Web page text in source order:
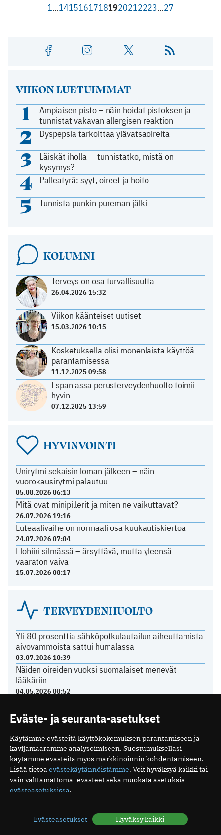
1…14151617181920212223…27
VIIKON LUETUIMMAT
1
Ampiaisen pisto – näin hoidat pistoksen ja
tunnistat vakavan allergisen reaktion
2 Dyspepsia tarkoittaa ylävatsaoireita
3
Läiskät iholla — tunnistatko, mistä on
kysymys?
4 Palleatyrä: syyt, oireet ja hoito
5 Tunnista punkin pureman jälki
KOLUMNI
Terveys on osa turvallisuutta
26.04.2026 15:32
Viikon käänteiset uutiset
15.03.2026 10:15
Kosketuksella olisi monenlaista käyttöä
parantamisessa
11.12.2025 09:58
Espanjassa perusterveydenhuolto toimii
hyvin
07.12.2025 13:59
HYVINVOINTI
Unirytmi sekaisin loman jälkeen – näin
vuorokausirytmi palautuu
05.08.2026 06:13
Mitä ovat minipillerit ja miten ne vaikuttavat?
26.07.2026 19:16
Luteaalivaihe on normaali osa kuukautiskiertoa
24.07.2026 07:04
Elohiiri silmässä – ärsyttävä, mutta yleensä
vaaraton vaiva
15.07.2026 08:17
TERVEYDENHUOLTO
Yli 80 prosenttia sähköpotkulautailun aiheuttamista
aivovammoista sattui humalassa
03.07.2026 10:39
Näiden oireiden vuoksi suomalaiset menevät
lääkäriin
04.05.2026 08:52
15.12.2025 08:19
Espanjassa perusterveydenhuolto toimii hyvin
07.12.2025 13:59
LÄÄKÄRILIITOSTA
22.06.2026 14:26
Kurkista Lääkäripäivien 2027 ohjelmaan
Eväste- ja seuranta-asetukset
Käytämme evästeitä käyttökokemuksen parantamiseen ja
kävijämäärämme analysoimiseen. Suostumuksellasi
käytämme evästeitä myös markkinoinnin kohdentamiseen.
Lisää tietoa evästekäytännöistämme. Voit hyväksyä kaikki tai
vain välttämättömät evästeet sekä muokata asetuksia
evästeasetuksissa.
Evästeasetukset Hyväksy kaikki